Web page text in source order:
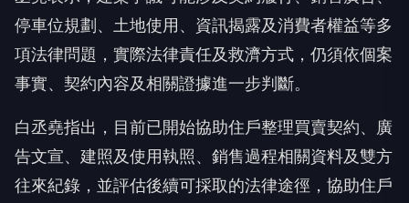
停車位規劃、土地使用、資訊揭露及消費者權益等多
項法律問題，實際法律責任及救濟方式，仍須依個案
事實、契約內容及相關證據進一步判斷。
白丞堯指出，目前已開始協助住戶整理買賣契約、廣
告文宣、建照及使用執照、銷售過程相關資料及雙方
往來紀錄，並評估後續可採取的法律途徑，協助住戶